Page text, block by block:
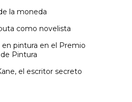
la moneda
como novelista
pintura en el Premio
Pintura
el escritor secreto